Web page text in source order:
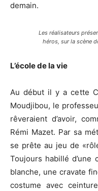
demain.
Les réalisateurs
héros, sur la scène
L’école de la vie
Au début il y a cette
Moudjibou, le
rêveraient d’avoir,
Rémi Mazet. Par sa
se prête au jeu de
Toujours habillé d’une
blanche, une cravate
costume avec